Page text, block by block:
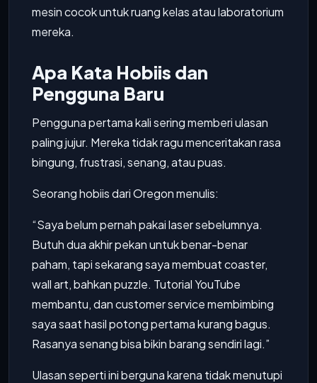
mesin cocok untuk ruang kelas atau laboratorium
mereka.
Apa Kata Hobiis dan
Pengguna Baru
Pengguna pertama kali sering memberi ulasan
paling jujur. Mereka tidak ragu menceritakan rasa
bingung, frustrasi, senang, atau puas.
Seorang hobiis dari Oregon menulis:
“Saya belum pernah pakai laser sebelumnya.
Butuh dua akhir pekan untuk benar-benar
paham, tapi sekarang saya membuat coaster,
wall art, bahkan puzzle. Tutorial YouTube
membantu, dan customer service membimbing
saya saat hasil potong pertama kurang bagus.
Rasanya senang bisa bikin barang sendiri lagi.”
Ulasan seperti ini berguna karena tidak menutupi